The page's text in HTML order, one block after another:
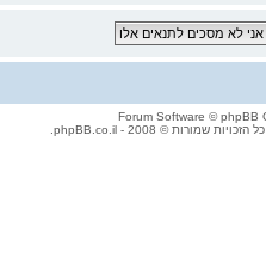
. כל הזכויות שמורות © 2008 - phpBB.co.il.